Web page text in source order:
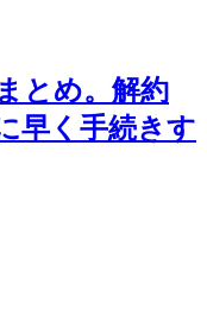
とめ。解約
早く手続きす